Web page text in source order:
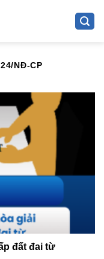
NĐ-CP
đất đai từ